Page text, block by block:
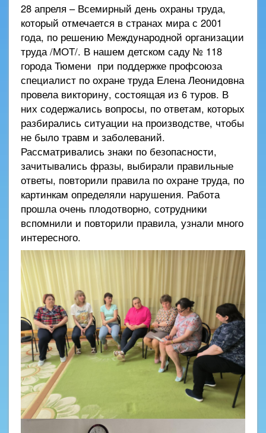
28 апреля – Всемирный день охраны труда,
который отмечается в странах мира с 2001
года, по решению Международной организации
труда /МОТ/. В нашем детском саду № 118
города Тюмени при поддержке профсоюза
специалист по охране труда Елена Леонидовна
провела викторину, состоящая из 6 туров. В
них содержались вопросы, по ответам, которых
разбирались ситуации на производстве, чтобы
не было травм и заболеваний.
Рассматривались знаки по безопасности,
зачитывались фразы, выбирали правильные
ответы, повторили правила по охране труда, по
картинкам определяли нарушения. Работа
прошла очень плодотворно, сотрудники
вспомнили и повторили правила, узнали много
интересного.